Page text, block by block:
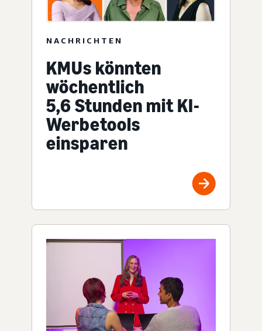
NACHRICHTEN
KMUs könnten
wöchentlich
5,6 Stunden mit KI-
Werbetools
einsparen